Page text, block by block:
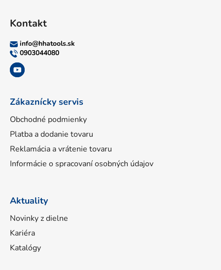
Kontakt
info@hhatools.sk
0903044080
Zákaznícky servis
Obchodné podmienky
Platba a dodanie tovaru
Reklamácia a vrátenie tovaru
Informácie o spracovaní osobných údajov
Aktuality
Novinky z dielne
Kariéra
Katalógy